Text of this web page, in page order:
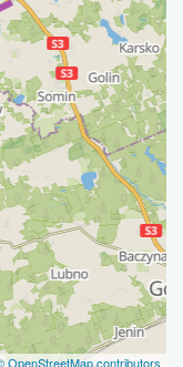
OpenStreetMap contributors